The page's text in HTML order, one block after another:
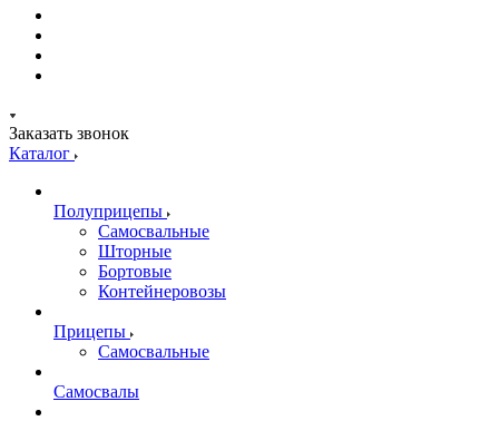
Заказать звонок
Каталог
Полуприцепы
Самосвальные
Шторные
Бортовые
Контейнеровозы
Прицепы
Самосвальные
Самосвалы